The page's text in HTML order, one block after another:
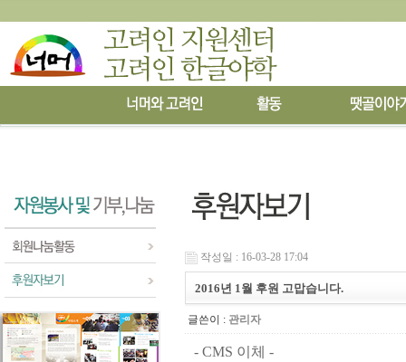
작성일 : 16-03-28 17:04
2016년 1월 후원 고맙습니다.
글쓴이 : 관리자
- CMS 이체 -